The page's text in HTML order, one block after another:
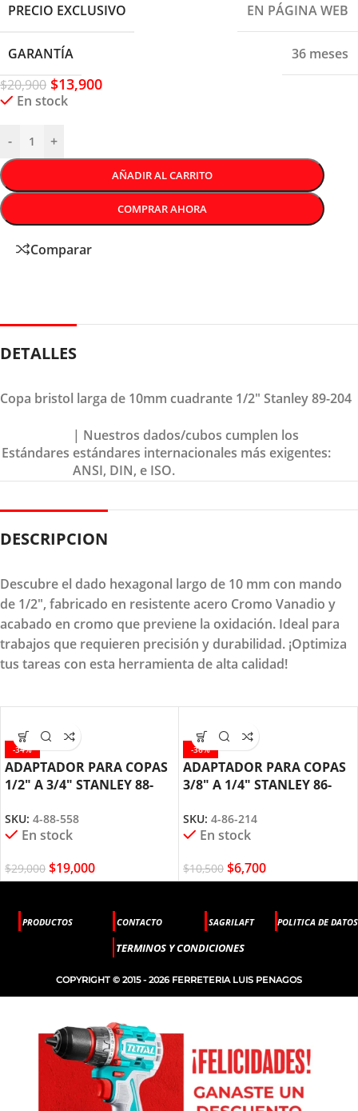
PRECIO EXCLUSIVO EN PÁGINA WEB
GARANTÍA
36 meses
$20,900 $13,900
En stock
- +
AÑADIR AL CARRITO
COMPRAR AHORA
Comparar
DETALLES
Copa bristol larga de 10mm cuadrante 1/2″ Stanley 89-204
Estándares
| Nuestros dados/cubos cumplen los
estándares internacionales más exigentes:
ANSI, DIN, e ISO.
DESCRIPCION
Descubre el dado hexagonal largo de 10 mm con mando
de 1/2", fabricado en resistente acero Cromo Vanadio y
acabado en cromo que previene la oxidación. Ideal para
trabajos que requieren precisión y durabilidad. ¡Optimiza
tus tareas con esta herramienta de alta calidad!
-34%
ADAPTADOR PARA COPAS
1/2″ A 3/4″ STANLEY 88-
SKU: 4-88-558
En stock
$29,000 $19,000
-36%
ADAPTADOR PARA COPAS
3/8″ A 1/4″ STANLEY 86-
SKU: 4-86-214
En stock
$10,500 $6,700
PRODUCTOS CONTACTO SAGRILAFT POLITICA DE DATOS
TERMINOS Y CONDICIONES
COPYRIGHT © 2015 - 2026 FERRETERIA LUIS PENAGOS